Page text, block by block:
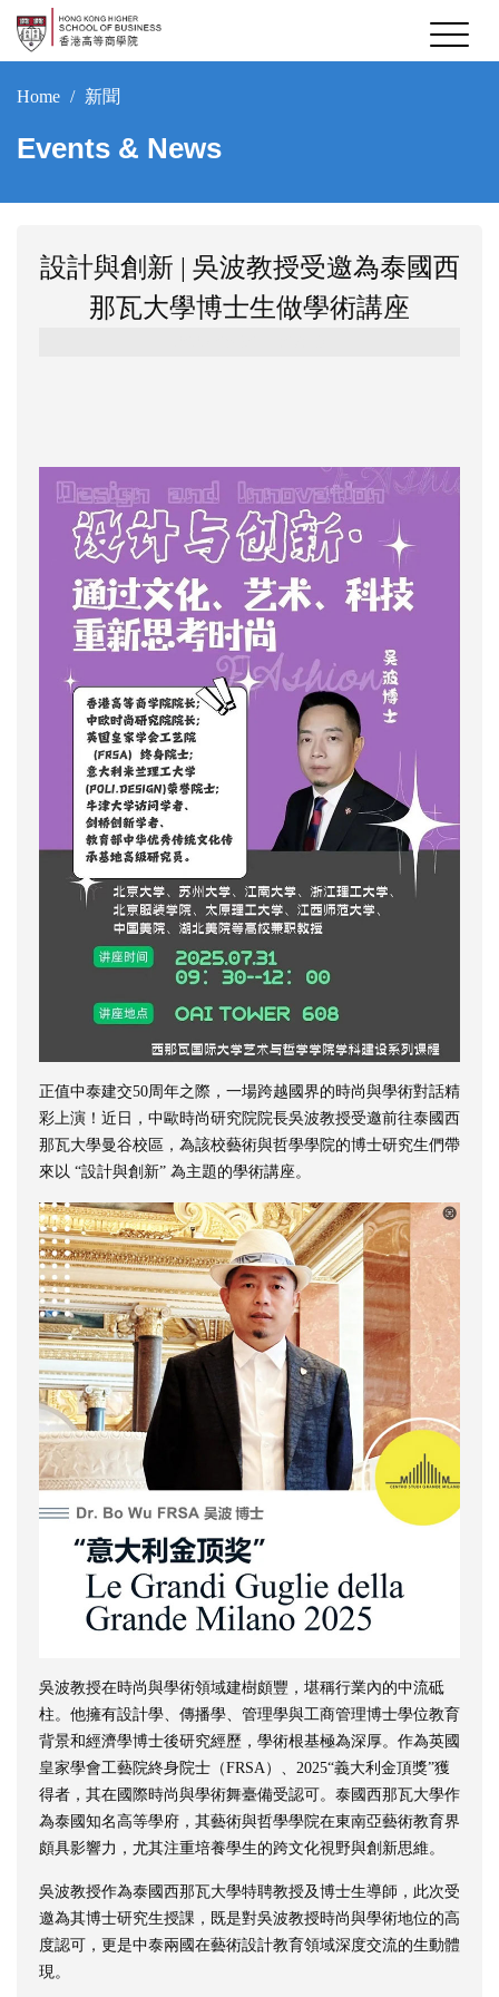
Home 新聞
Events & News
設計與創新 | 吳波教授受邀為泰國西
那瓦大學博士生做學術講座
正值中泰建交50周年之際，一場跨越國界的時尚與學術對話精
彩上演！近日，中歐時尚研究院院長吳波教授受邀前往泰國西
那瓦大學曼谷校區，為該校藝術與哲學學院的博士研究生們帶
來以 “設計與創新” 為主題的學術講座。
吳波教授在時尚與學術領域建樹頗豐，堪稱行業內的中流砥
柱。他擁有設計學、傳播學、管理學與工商管理博士學位教育
背景和經濟學博士後研究經歷，學術根基極為深厚。作為英國
皇家學會工藝院終身院士（FRSA）、2025“義大利金頂獎”獲
得者，其在國際時尚與學術舞臺備受認可。泰國西那瓦大學作
為泰國知名高等學府，其藝術與哲學學院在東南亞藝術教育界
頗具影響力，尤其注重培養學生的跨文化視野與創新思維。
吳波教授作為泰國西那瓦大學特聘教授及博士生導師，此次受
邀為其博士研究生授課，既是對吳波教授時尚與學術地位的高
度認可，更是中泰兩國在藝術設計教育領域深度交流的生動體
現。